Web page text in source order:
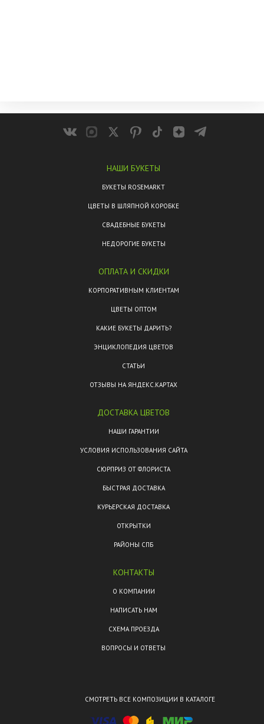
НАШИ БУКЕТЫ
БУКЕТЫ ROSEMARKT
ЦВЕТЫ В ШЛЯПНОЙ КОРОБКЕ
СВАДЕБНЫЕ БУКЕТЫ
НЕДОРОГИЕ БУКЕТЫ
ОПЛАТА И СКИДКИ
КОРПОРАТИВНЫМ КЛИЕНТАМ
ЦВЕТЫ ОПТОМ
КАКИЕ БУКЕТЫ ДАРИТЬ?
ЭНЦИКЛОПЕДИЯ ЦВЕТОВ
СТАТЬИ
ОТЗЫВЫ НА ЯНДЕКС.КАРТАХ
ДОСТАВКА ЦВЕТОВ
НАШИ ГАРАНТИИ
УСЛОВИЯ ИСПОЛЬЗОВАНИЯ САЙТА
СЮРПРИЗ ОТ ФЛОРИСТА
БЫСТРАЯ ДОСТАВКА
КУРЬЕРСКАЯ ДОСТАВКА
ОТКРЫТКИ
РАЙОНЫ СПБ
КОНТАКТЫ
О КОМПАНИИ
НАПИСАТЬ НАМ
СХЕМА ПРОЕЗДА
ВОПРОСЫ И ОТВЕТЫ
СМОТРЕТЬ ВСЕ КОМПОЗИЦИИ В КАТАЛОГЕ